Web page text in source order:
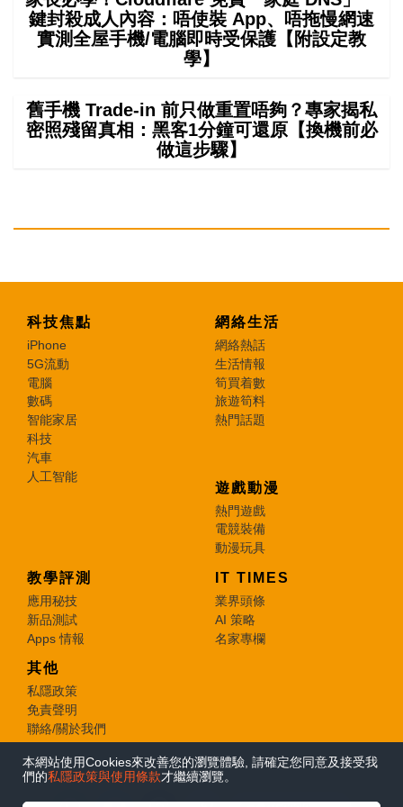
本網站使用Cookies來改善您的瀏覽體驗, 請確定您同意及接受我
們的私隱政策與使用條款才繼續瀏覽。
鍵封殺成人內容：唔使裝 App、唔拖慢網速
實測全屋手機/電腦即時受保護【附設定教
學】
舊手機 Trade-in 前只做重置唔夠？專家揭私
密照殘留真相：黑客1分鐘可還原【換機前必
做這步驟】
科技焦點
iPhone
5G流動
電腦
數碼
智能家居
科技
汽車
人工智能
網絡生活
網絡熱話
生活情報
筍買着數
旅遊筍料
熱門話題
遊戲動漫
熱門遊戲
電競裝備
動漫玩具
教學評測
應用秘技
新品測試
Apps 情報
IT TIMES
業界頭條
AI 策略
名家專欄
其他
私隱政策
免責聲明
聯絡/關於我們
© 2026 e-zone. All Rights Reserved.